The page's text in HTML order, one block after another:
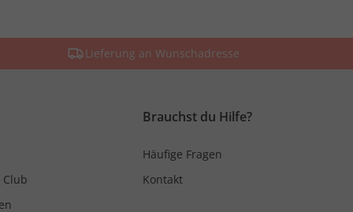
Lieferung an Wunschadresse
Club
Brauchst du Hilfe?
Häufige Fragen
Kontakt